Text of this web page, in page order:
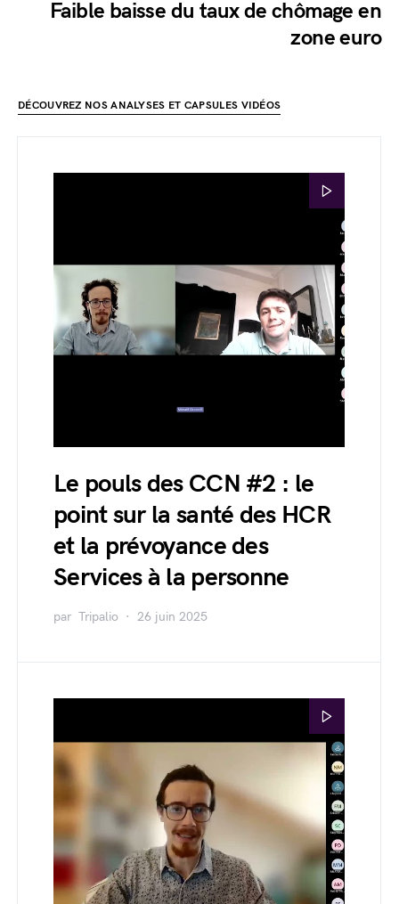
Faible baisse du taux de chômage en
zone euro
DÉCOUVREZ NOS ANALYSES ET CAPSULES VIDÉOS
Le pouls des CCN #2 : le
point sur la santé des HCR
et la prévoyance des
Services à la personne
par Tripalio 26 juin 2025